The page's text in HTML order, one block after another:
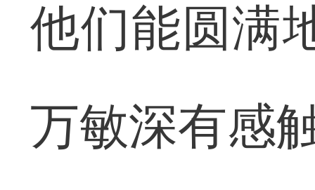
他们能圆满
万敏深有感